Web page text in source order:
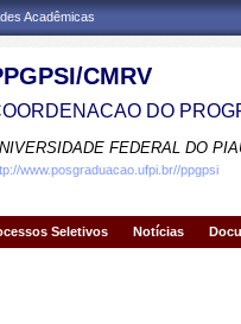
Acadêmicas
CMRV
DO
FEDERAL DO
www.posgraduacao.ufpi.br//ppgpsi
Seletivos Notícias